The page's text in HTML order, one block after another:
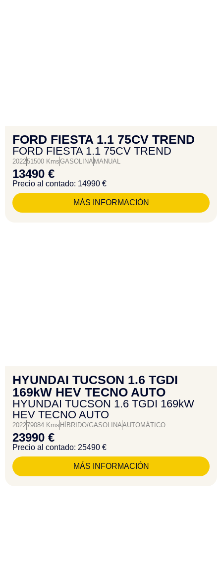
FORD FIESTA 1.1 75CV TREND
FORD FIESTA 1.1 75CV TREND
202251500 KmsGASOLINA MANUAL
13490 €
Precio al contado: 14990 €
MÁS INFORMACIÓN
HYUNDAI TUCSON 1.6 TGDI
169kW HEV TECNO AUTO
HYUNDAI TUCSON 1.6 TGDI 169kW
HEV TECNO AUTO
202279084 Kms HÍBRIDO/GASOLINAAUTOMÁTICO
23990 €
Precio al contado: 25490 €
MÁS INFORMACIÓN